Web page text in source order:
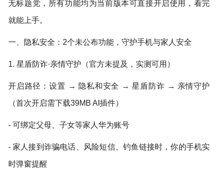
无标题党，所有功能均为当前版本可直接开启使用，看完
就能上手。
一、隐私安全：2个未公布功能，守护手机与家人安全
1. 星盾防诈·亲情守护（官方未提及，实测可用）
开启路径：设置 → 隐私和安全 → 星盾防诈 → 亲情守护
（首次开启需下载39MB AI插件）
- 可绑定父母、子女等家人华为账号
- 家人接到诈骗电话、风险短信、钓鱼链接时，你的手机实
时弹窗提醒